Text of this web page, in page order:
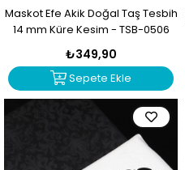
Maskot Efe Akik Doğal Taş Tesbih
14 mm Küre Kesim - TSB-0506
₺349,90
Sepete Ekle